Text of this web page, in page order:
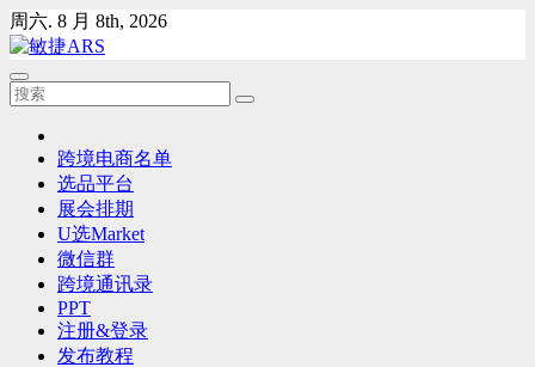
Skip
to
content
周六. 8 月 8th, 2026
跨境电商名单
选品平台
展会排期
U选Market
微信群
跨境通讯录
PPT
注册&登录
发布教程